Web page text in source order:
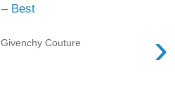
Best
›
Couture